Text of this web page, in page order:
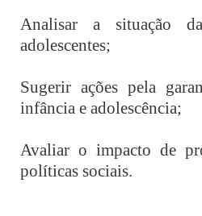
Analisar a situação
adolescentes;
Sugerir ações pela
infância e adolescência;
Avaliar o impacto de
políticas sociais.